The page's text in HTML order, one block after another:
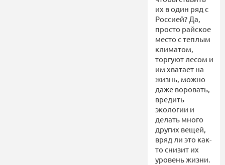
их в один ряд с
Россией? Да,
просто райское
место с теплым
климатом,
торгуют лесом и
им хватает на
жизнь, можно
даже воровать,
вредить
экологии и
делать много
других вещей,
вряд ли это как-
то снизит их
уровень жизни.